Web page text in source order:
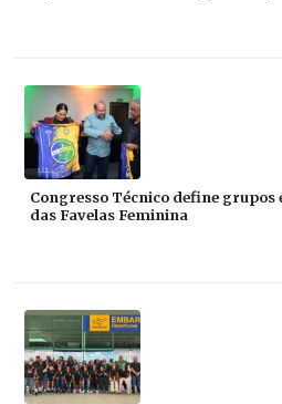
Congresso Técnico define grupos
das Favelas Feminina